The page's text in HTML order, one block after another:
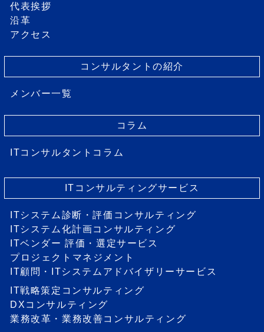
代表挨拶
沿革
アクセス
コンサルタントの紹介
メンバー一覧
コラム
ITコンサルタントコラム
ITコンサルティングサービス
ITシステム診断・評価コンサルティング
ITシステム化計画コンサルティング
ITベンダー 評価・選定サービス
プロジェクトマネジメント
IT顧問・ITシステムアドバイザリーサービス
IT戦略策定コンサルティング
DXコンサルティング
業務改革・業務改善コンサルティング